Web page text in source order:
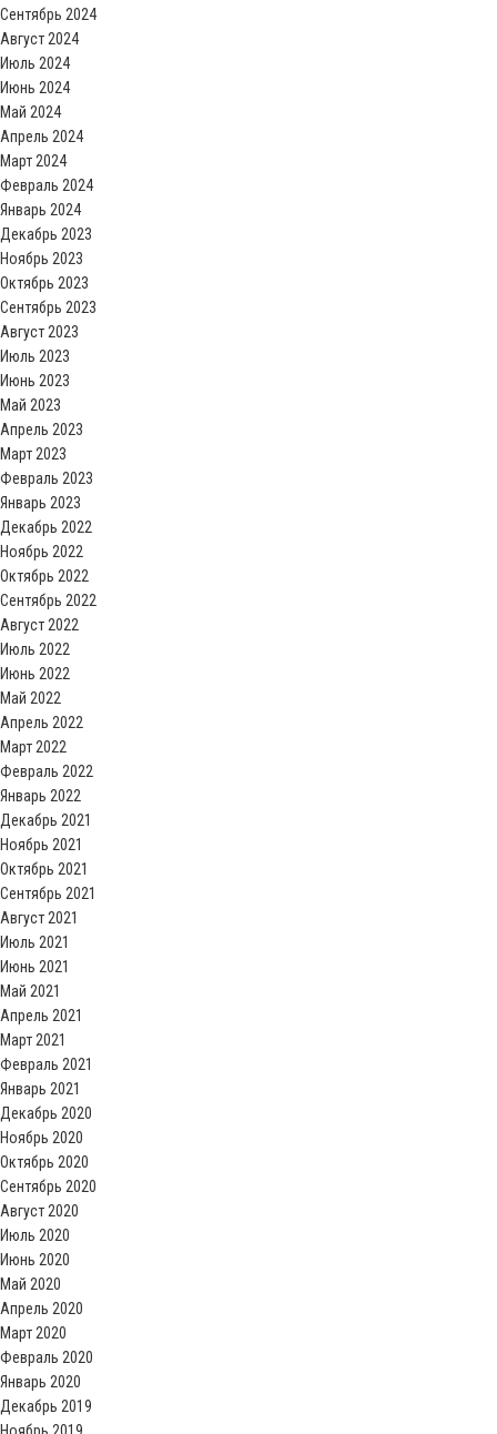
Сентябрь 2024
Август 2024
Июль 2024
Июнь 2024
Май 2024
Апрель 2024
Март 2024
Февраль 2024
Январь 2024
Декабрь 2023
Ноябрь 2023
Октябрь 2023
Сентябрь 2023
Август 2023
Июль 2023
Июнь 2023
Май 2023
Апрель 2023
Март 2023
Февраль 2023
Январь 2023
Декабрь 2022
Ноябрь 2022
Октябрь 2022
Сентябрь 2022
Август 2022
Июль 2022
Июнь 2022
Май 2022
Апрель 2022
Март 2022
Февраль 2022
Январь 2022
Декабрь 2021
Ноябрь 2021
Октябрь 2021
Сентябрь 2021
Август 2021
Июль 2021
Июнь 2021
Май 2021
Апрель 2021
Март 2021
Февраль 2021
Январь 2021
Декабрь 2020
Ноябрь 2020
Октябрь 2020
Сентябрь 2020
Август 2020
Июль 2020
Июнь 2020
Май 2020
Апрель 2020
Март 2020
Февраль 2020
Январь 2020
Декабрь 2019